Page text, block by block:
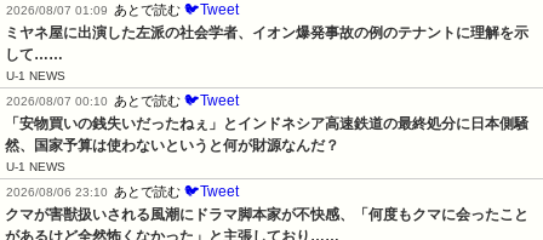
2026/08/07 01:09 あとで読む 🐦Tweet
ミヤネ屋に出演した左派の社会学者、イオン爆発事故の例のテナントに理解を示
して……
U-1 NEWS
2026/08/07 00:10 あとで読む 🐦Tweet
「安物買いの銭失いだったねぇ」とインドネシア高速鉄道の最終処分に日本側騒
然、国家予算は使わないというと何が財源なんだ？
U-1 NEWS
2026/08/06 23:10 あとで読む 🐦Tweet
クマが害獣扱いされる風潮にドラマ脚本家が不快感、「何度もクマに会ったこと